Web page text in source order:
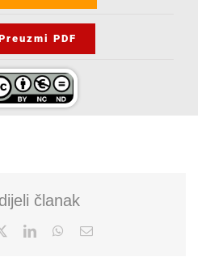
PDF
članak
LinkedInWhatsApp
Email: